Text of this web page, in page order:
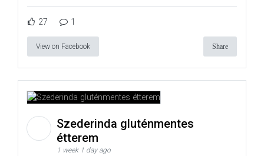
27 1
View on Facebook Share
Szederinda gluténmentes
étterem
1 week 1 day ago